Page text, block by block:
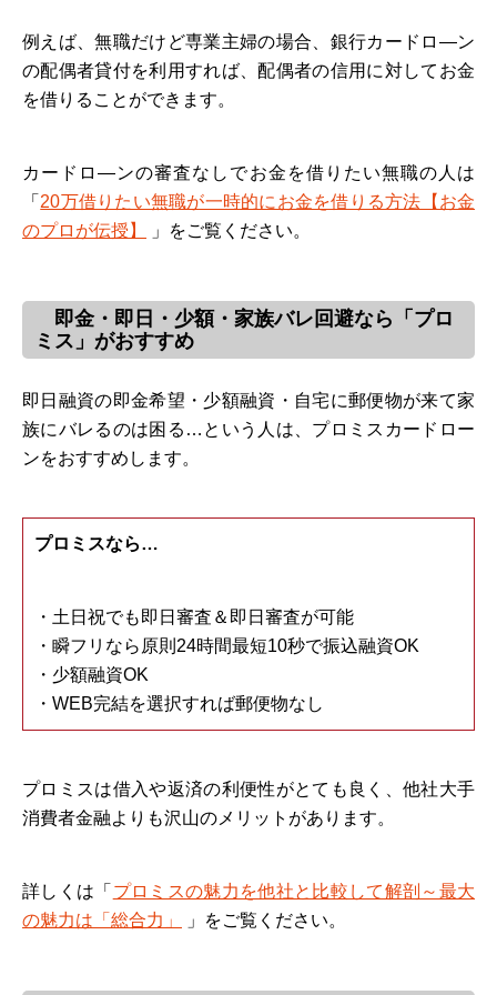
例えば、無職だけど専業主婦の場合、銀行カードロ―ン
の配偶者貸付を利用すれば、配偶者の信用に対してお金
を借りることができます。
カードロ―ンの審査なしでお金を借りたい無職の人は
「 20万借りたい無職が一時的にお金を借りる方法【お金
のプロが伝授】
」をご覧ください。
即金・即日・少額・家族バレ回避なら「プロ
ミス」がおすすめ
即日融資の即金希望・少額融資・自宅に郵便物が来て家
族にバレるのは困る…という人は、プロミスカードロー
ンをおすすめします。
プロミスなら…
・土日祝でも即日審査＆即日審査が可能
・瞬フリなら原則24時間最短10秒で振込融資OK
・少額融資OK
・WEB完結を選択すれば郵便物なし
プロミスは借入や返済の利便性がとても良く、他社大手
消費者金融よりも沢山のメリットがあります。
詳しくは「 プロミスの魅力を他社と比較して解剖～最大
の魅力は「総合力」
」をご覧ください。